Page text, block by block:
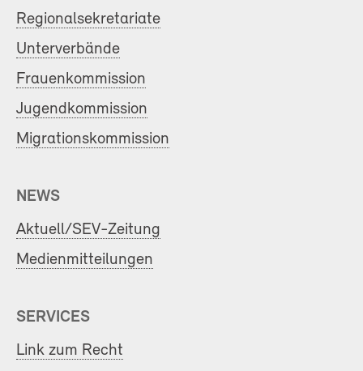
Regionalsekretariate
Unterverbände
Frauenkommission
Jugendkommission
Migrationskommission
NEWS
Aktuell/SEV-Zeitung
Medienmitteilungen
SERVICES
Link zum Recht